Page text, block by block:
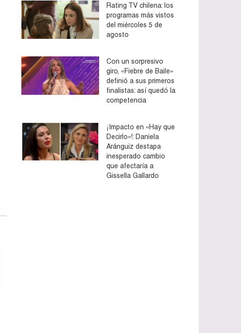
Rating TV chilena: los
programas más vistos
del miércoles 5 de
agosto
Con un sorpresivo
giro, «Fiebre de Baile»
definió a sus primeros
finalistas: así quedó la
competencia
¡Impacto en «Hay que
Decirlo»!: Daniela
Aránguiz destapa
inesperado cambio
que afectaría a
Gissella Gallardo